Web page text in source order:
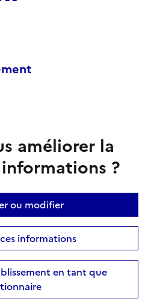
améliorer la
?
ou modifier
informations
en tant que